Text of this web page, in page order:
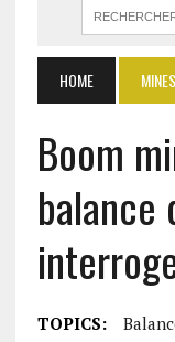
HOME MINES
Boom
balance
TOPICS: